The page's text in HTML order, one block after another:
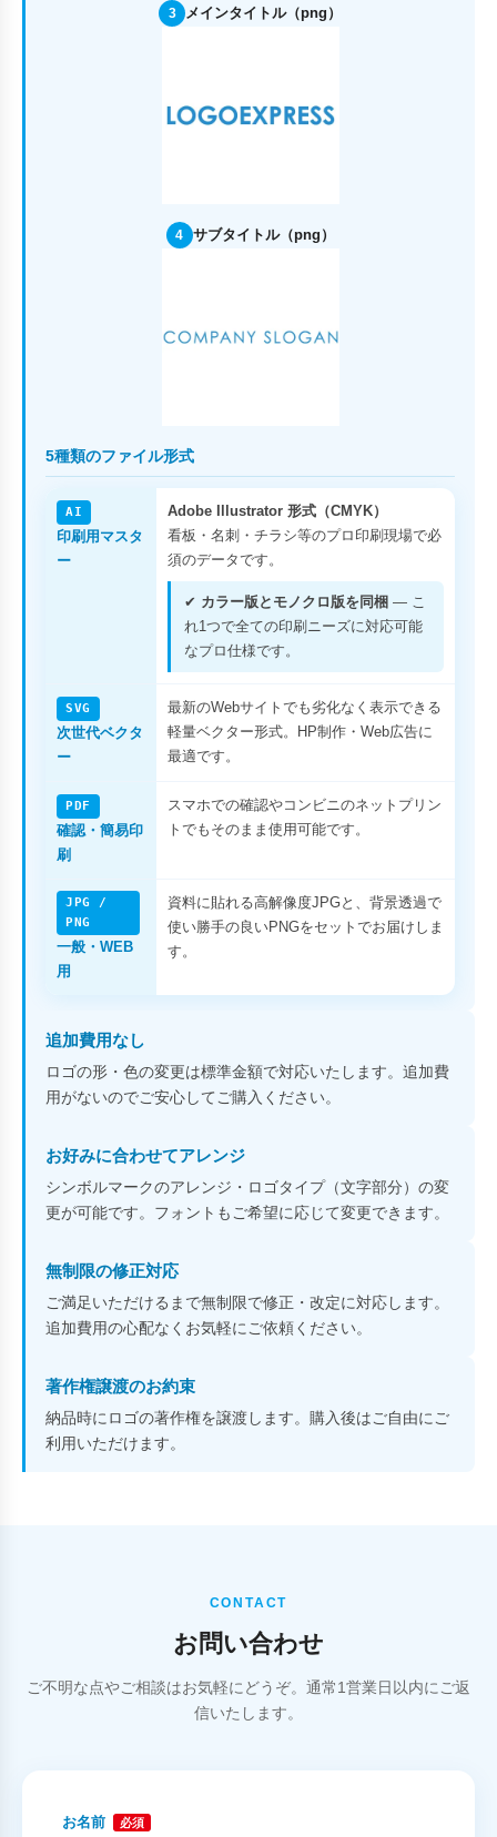
3 メインタイトル（png）
4 サブタイトル（png）
5種類のファイル形式
AI
印刷用マスタ
ー
Adobe Illustrator 形式（CMYK）
看板・名刺・チラシ等のプロ印刷現場で必
須のデータです。
✔ カラー版とモノクロ版を同梱 — こ
れ1つで全ての印刷ニーズに対応可能
なプロ仕様です。
SVG
次世代ベクタ
ー
最新のWebサイトでも劣化なく表示できる
軽量ベクター形式。HP制作・Web広告に
最適です。
PDF
確認・簡易印
刷
スマホでの確認やコンビニのネットプリン
トでもそのまま使用可能です。
JPG /
PNG
一般・WEB
用
資料に貼れる高解像度JPGと、背景透過で
使い勝手の良いPNGをセットでお届けしま
す。
追加費用なし
ロゴの形・色の変更は標準金額で対応いたします。追加費
用がないのでご安心してご購入ください。
お好みに合わせてアレンジ
シンボルマークのアレンジ・ロゴタイプ（文字部分）の変
更が可能です。フォントもご希望に応じて変更できます。
無制限の修正対応
ご満足いただけるまで無制限で修正・改定に対応します。
追加費用の心配なくお気軽にご依頼ください。
著作権譲渡のお約束
納品時にロゴの著作権を譲渡します。購入後はご自由にご
利用いただけます。
CONTACT
お問い合わせ
ご不明な点やご相談はお気軽にどうぞ。通常1営業日以内にご返
信いたします。
お名前 必須